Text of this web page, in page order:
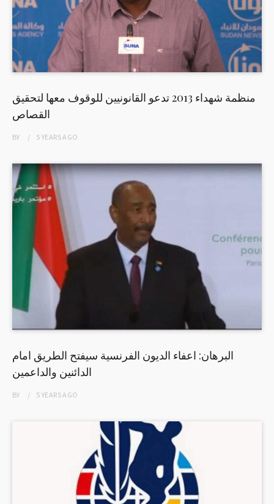
منظمة شهداء 2013 تدعو القانونيين للوقوف معها لتحقيق
القصاص
BY 5 YEARSAGO
البرهان: اعفاء الديون الفرنسية سيفتح الطريق امام
الدائنين والداعمين
BY 5 YEARSAGO